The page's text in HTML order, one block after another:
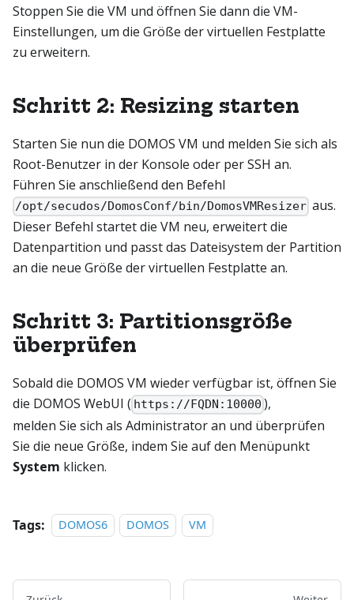
Stoppen Sie die VM und öffnen Sie dann die VM-
Einstellungen, um die Größe der virtuellen Festplatte
zu erweitern.
Schritt 2: Resizing starten
Starten Sie nun die DOMOS VM und melden Sie sich als
Root-Benutzer in der Konsole oder per SSH an.
Führen Sie anschließend den Befehl
/opt/secudos/DomosConf/bin/DomosVMResizer aus.
Dieser Befehl startet die VM neu, erweitert die
Datenpartition und passt das Dateisystem der Partition
an die neue Größe der virtuellen Festplatte an.
Schritt 3: Partitionsgröße
überprüfen
Sobald die DOMOS VM wieder verfügbar ist, öffnen Sie
die DOMOS WebUI ( https://FQDN:10000 ),
melden Sie sich als Administrator an und überprüfen
Sie die neue Größe, indem Sie auf den Menüpunkt
System klicken.
Tags: DOMOS6 DOMOS VM